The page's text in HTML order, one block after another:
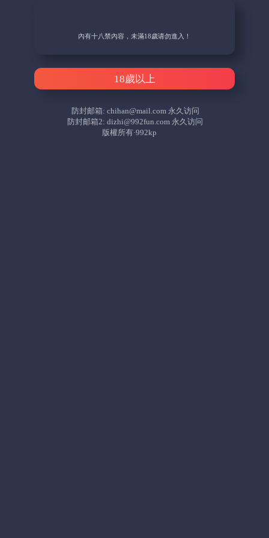
內有十八禁內容，未滿18歲请勿進入！
18歲以上
防封邮箱: chihan@mail.com永久访问
防封邮箱2:dizhi@992fun.com 永久访问
版權所有·992kp